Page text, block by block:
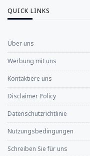
QUICK LINKS
Über uns
Werbung mit uns
Kontaktiere uns
Disclaimer Policy
Datenschutzrichtlinie
Nutzungsbedingungen
Schreiben Sie für uns